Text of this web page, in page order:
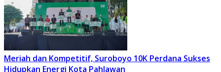
Meriah dan Kompetitif, Suroboyo 10K Perdana Sukses
Hidupkan Energi Kota Pahlawan